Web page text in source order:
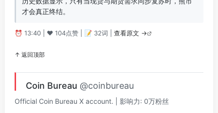
才会真正终结。
⏰ 13:40 | ❤️ 104点赞 | 📝 32词 | 查看原文 →
↑ 返回顶部
Coin Bureau @coinbureau
Official Coin Bureau X account. | 影响力: 0万粉丝